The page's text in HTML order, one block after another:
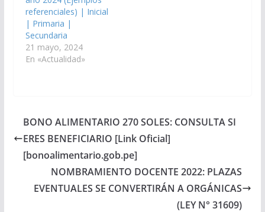
referenciales) | Inicial
| Primaria |
Secundaria
21 mayo, 2024
En «Actualidad»
BONO ALIMENTARIO 270 SOLES: CONSULTA SI
ERES BENEFICIARIO [Link Oficial]
[bonoalimentario.gob.pe]
NOMBRAMIENTO DOCENTE 2022: PLAZAS
EVENTUALES SE CONVERTIRÁN A ORGÁNICAS
(LEY N° 31609)